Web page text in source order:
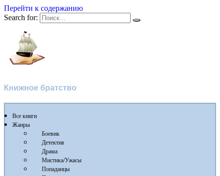
Перейти к содержанию
Search for:
Книжное братство
Все книги
Жанры
Боевик
Детектив
Драма
Мистика/Ужасы
Попаданцы